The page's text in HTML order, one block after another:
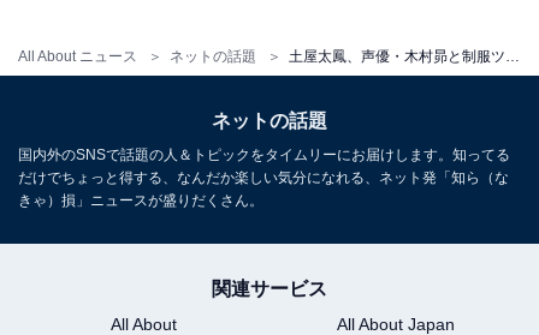
All About ニュース ネットの話題
ネットの話題
国内外のSNSで話題の人＆トピックをタイムリーにお届けします。知ってる
だけでちょっと得する、なんだか楽しい気分になれる、ネット発「知ら（な
きゃ）損」ニュースが盛りだくさん。
関連サービス
All About
All About Japan